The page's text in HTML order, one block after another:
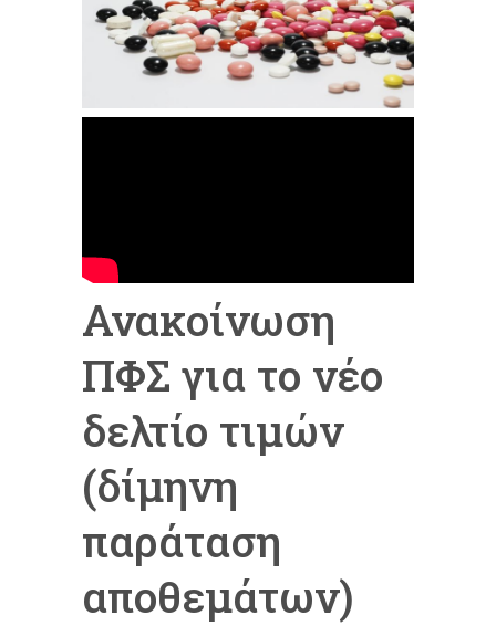
Ανακοίνωση
ΠΦΣ για το νέο
δελτίο τιμών
(δίμηνη
παράταση
αποθεμάτων)